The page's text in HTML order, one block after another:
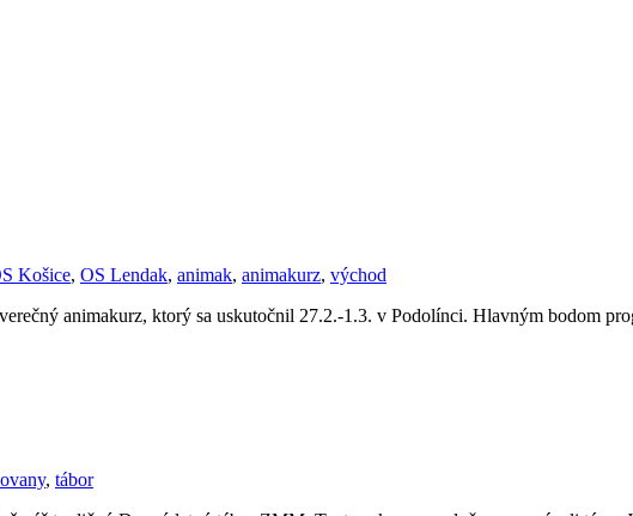
Košice, OS Lendak, animak, animakurz, východ
animakurz, ktorý sa uskutočnil 27.2.-1.3. v Podolínci. Hlavným bodom
, tábor